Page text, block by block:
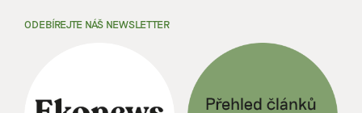
ODEBÍREJTE NÁŠ NEWSLETTER